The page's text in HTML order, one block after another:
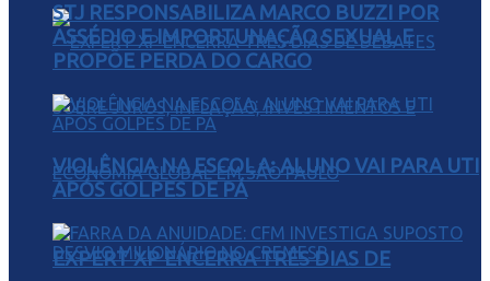
EXPERT XP ENCERRA TRÊS DIAS DE
STJ RESPONSABILIZA MARCO BUZZI POR
ASSÉDIO E IMPORTUNAÇÃO SEXUAL E
PROPÕE PERDA DO CARGO
VIOLÊNCIA NA ESCOLA: ALUNO VAI PARA UTI
APÓS GOLPES DE PÁ